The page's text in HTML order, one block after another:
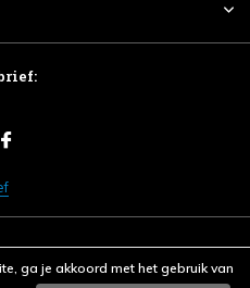
ga je akkoord met het gebruik van